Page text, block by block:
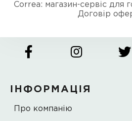
Correa: магазин-сервіс для
Договір
ІНФОРМАЦІЯ
Про компанію